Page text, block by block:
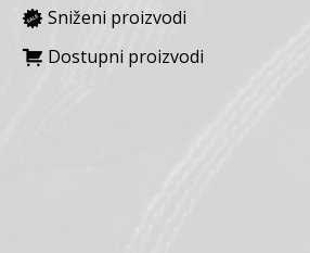
Sniženi proizvodi
Dostupni proizvodi